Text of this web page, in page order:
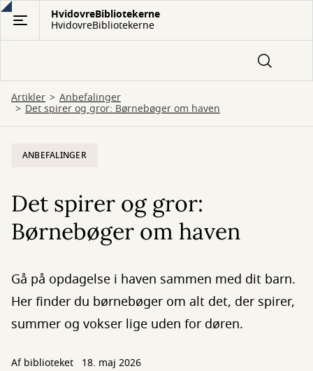
Gå
hovedindhold
HvidovreBibliotekerne
HvidovreBibliotekerne
Artikler Anbefalinger
Det spirer og gror: Børnebøger om haven
ANBEFALINGER
Det spirer og gror:
Børnebøger om haven
Gå på opdagelse i haven sammen med dit barn.
Her finder du børnebøger om alt det, der spirer,
summer og vokser lige uden for døren.
Af biblioteket 18. maj 2026